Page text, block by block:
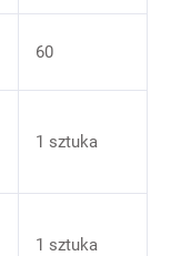
60
1 sztuka
1 sztuka